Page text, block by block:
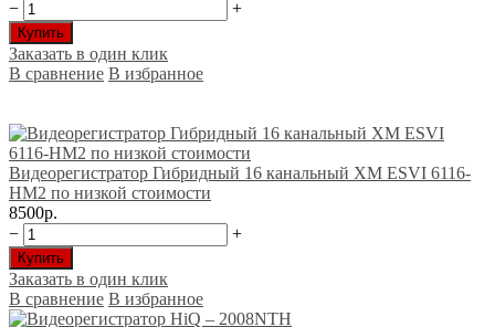
−
+
Купить
Заказать в один клик
В сравнение В избранное
Видеорегистратор Гибридный 16 канальный XM ESVI 6116-
HM2 по низкой стоимости
8500р.
−
+
Купить
Заказать в один клик
В сравнение В избранное